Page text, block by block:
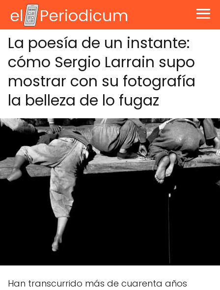
La poesía de un instante:
cómo Sergio Larrain supo
mostrar con su fotografía
la belleza de lo fugaz
Han transcurrido más de cuarenta años